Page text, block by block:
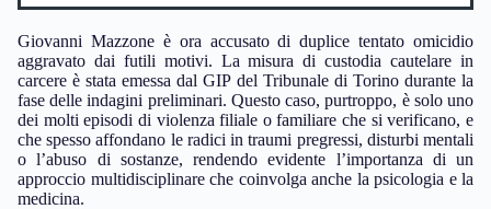
Giovanni Mazzone è ora accusato di duplice tentato omicidio
aggravato dai futili motivi. La misura di custodia cautelare in
carcere è stata emessa dal GIP del Tribunale di Torino durante la
fase delle indagini preliminari. Questo caso, purtroppo, è solo uno
dei molti episodi di violenza filiale o familiare che si verificano, e
che spesso affondano le radici in traumi pregressi, disturbi mentali
o l’abuso di sostanze, rendendo evidente l’importanza di un
approccio multidisciplinare che coinvolga anche la psicologia e la
medicina.